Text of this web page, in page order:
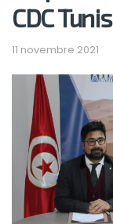
CDC
11 novembre 2021